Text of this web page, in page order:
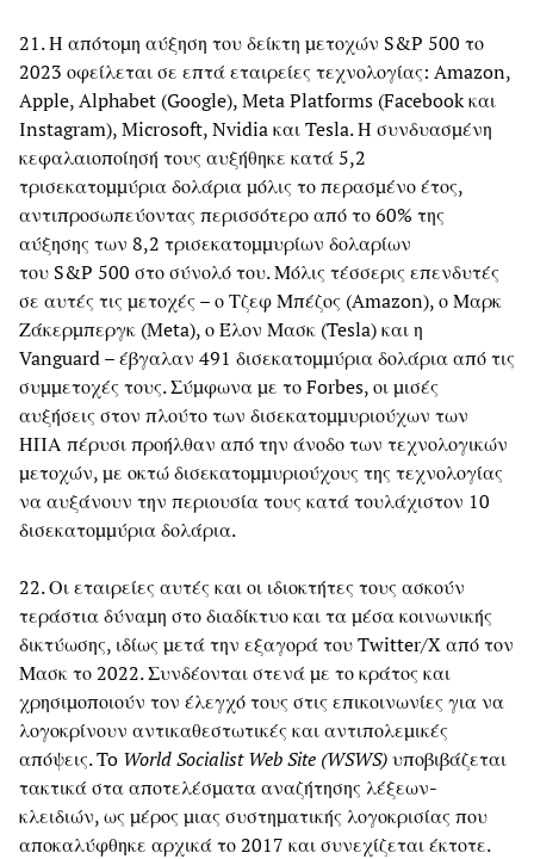
21. Η απότομη αύξηση του δείκτη μετοχών S&P 500 το
2023 οφείλεται σε επτά εταιρείες τεχνολογίας: Amazon,
Apple, Alphabet (Google), Meta Platforms (Facebook και
Instagram), Microsoft, Nvidia και Tesla. Η συνδυασμένη
κεφαλαιοποίησή τους αυξήθηκε κατά 5,2
τρισεκατομμύρια δολάρια μόλις το περασμένο έτος,
αντιπροσωπεύοντας περισσότερο από το 60% της
αύξησης των 8,2 τρισεκατομμυρίων δολαρίων
του S&P 500 στο σύνολό του. Μόλις τέσσερις επενδυτές
σε αυτές τις μετοχές – ο Τζεφ Μπέζος (Amazon), ο Μαρκ
Ζάκερμπεργκ (Meta), ο Έλον Μασκ (Tesla) και η
Vanguard – έβγαλαν 491 δισεκατομμύρια δολάρια από τις
συμμετοχές τους. Σύμφωνα με το Forbes, οι μισές
αυξήσεις στον πλούτο των δισεκατομμυριούχων των
ΗΠΑ πέρυσι προήλθαν από την άνοδο των τεχνολογικών
μετοχών, με οκτώ δισεκατομμυριούχους της τεχνολογίας
να αυξάνουν την περιουσία τους κατά τουλάχιστον 10
δισεκατομμύρια δολάρια.
22. Οι εταιρείες αυτές και οι ιδιοκτήτες τους ασκούν
τεράστια δύναμη στο διαδίκτυο και τα μέσα κοινωνικής
δικτύωσης, ιδίως μετά την εξαγορά του Twitter/X από τον
Μασκ το 2022. Συνδέονται στενά με το κράτος και
χρησιμοποιούν τον έλεγχό τους στις επικοινωνίες για να
λογοκρίνουν αντικαθεστωτικές και αντιπολεμικές
απόψεις. To World Socialist Web Site (WSWS)υποβιβάζεται
τακτικά στα αποτελέσματα αναζήτησης λέξεων-
κλειδιών, ως μέρος μιας συστηματικής λογοκρισίας που
αποκαλύφθηκε αρχικά το 2017 και συνεχίζεται έκτοτε.